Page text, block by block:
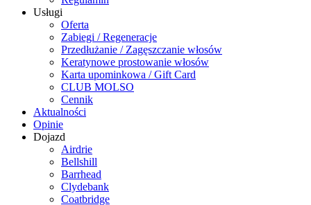
Usługi
Oferta
Zabiegi / Regeneracje
Przedłużanie / Zagęszczanie włosów
Keratynowe prostowanie włosów
Karta upominkowa / Gift Card
CLUB MOLSO
Cennik
Aktualności
Opinie
Dojazd
Airdrie
Bellshill
Barrhead
Clydebank
Coatbridge